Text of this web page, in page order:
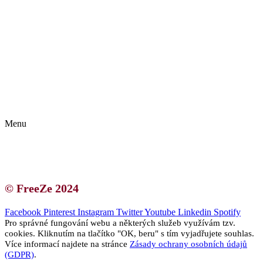
Menu
© FreeZe 2024
Facebook Pinterest Instagram TwitterYoutube Linkedin Spotify
Pro správné fungování webu a některých služeb využívám tzv.
cookies. Kliknutím na tlačítko "OK, beru" s tím vyjadřujete souhlas.
Více informací najdete na stránce Zásady ochrany osobních údajů
(GDPR).